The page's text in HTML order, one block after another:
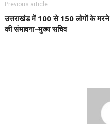
Previous article
उत्तराखंड में 100 से 150 लोगों के मरने
की संभावना–मुख्य सचिव